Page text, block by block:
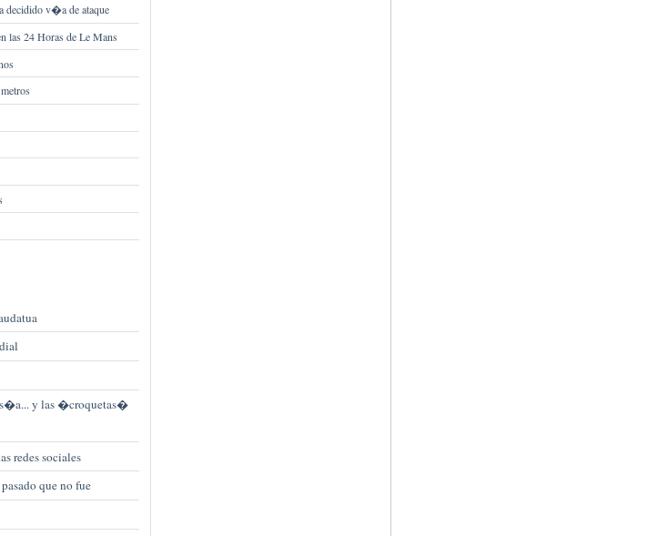
decidido v�a de ataque
las 24 Horas de Le Mans
y las �croquetas�
redes sociales
que no fue